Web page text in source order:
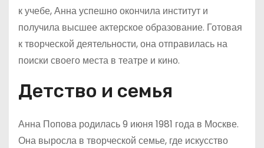
к учебе, Анна успешно окончила институт и
получила высшее актерское образование. Готовая
к творческой деятельности, она отправилась на
поиски своего места в театре и кино.
Детство и семья
Анна Попова родилась 9 июня 1981 года в Москве.
Она выросла в творческой семье, где искусство